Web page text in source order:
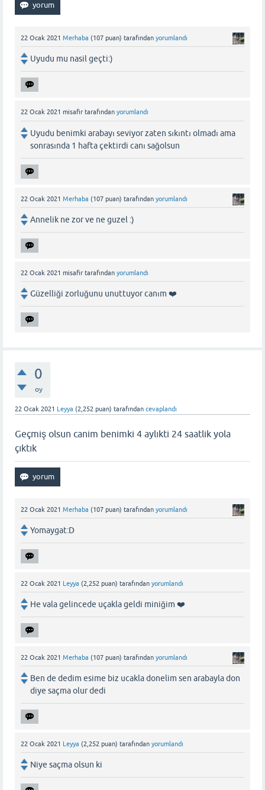
22 Ocak 2021 Merhaba (107 puan) tarafından yorumlandı
Uyudu mu nasil geçti:)
22 Ocak 2021 misafir tarafından yorumlandı
Uyudu benimki arabayı seviyor zaten sıkıntı olmadı ama
sonrasında 1 hafta çektirdi canı sağolsun
22 Ocak 2021 Merhaba (107 puan) tarafından yorumlandı
Annelik ne zor ve ne guzel :)
22 Ocak 2021 misafir tarafından yorumlandı
Güzelliği zorluğunu unuttuyor canım ❤️
0
oy
22 Ocak 2021 Leyya (2,252 puan) tarafından cevaplandı
Geçmiş olsun canim benimki 4 aylıkti 24 saatlik yola
çıktık
22 Ocak 2021 Merhaba (107 puan) tarafından yorumlandı
Yomaygat:D
22 Ocak 2021 Leyya (2,252 puan) tarafından yorumlandı
He vala gelincede uçakla geldi miniğim ❤️
22 Ocak 2021 Merhaba (107 puan) tarafından yorumlandı
Ben de dedim esime biz ucakla donelim sen arabayla don
diye saçma olur dedi
22 Ocak 2021 Leyya (2,252 puan) tarafından yorumlandı
Niye saçma olsun ki